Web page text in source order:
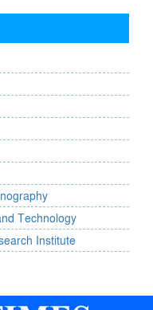
Technology
Institute